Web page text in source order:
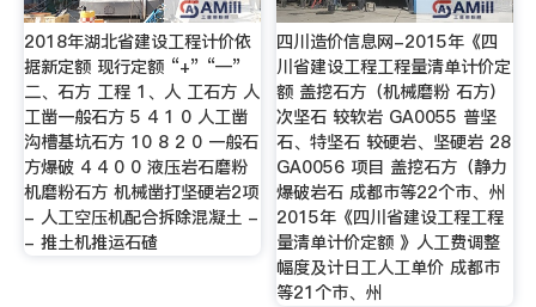
2018年湖北省建设工程计价依
据新定额 现行定额 “+” “—”
二、石方 工程 1、人 工石方 人
工凿一般石方 5 4 1 0 人工凿
沟槽基坑石方 10 8 2 0 一般石
方爆破 4 4 0 0 液压岩石磨粉
机磨粉石方 机械凿打坚硬岩2项
- 人工空压机配合拆除混凝土 -
- 推土机推运石碴
四川造价信息网-2015年《四
川省建设工程工程量清单计价定
额 盖挖石方（机械磨粉 石方）
次坚石 较软岩 GA0055 普坚
石、特坚石 较硬岩、坚硬岩 28
GA0056 项目 盖挖石方（静力
爆破岩石 成都市等22个市、州
2015年《四川省建设工程工程
量清单计价定额 》人工费调整
幅度及计日工人工单价 成都市
等21个市、州